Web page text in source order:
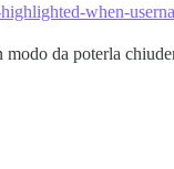
when-
da poterla